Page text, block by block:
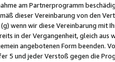
am Partnerprogramm
dieser Vereinbarung von den
wenn wir diese Vereinbarung mit
in der Vergangenheit, gleich
angebotenen Form beenden.
5 und jeder Verstoß gegen die